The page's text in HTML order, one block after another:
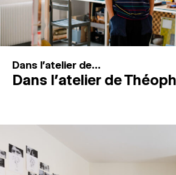
Connexion
Dans l'atelier de...
Dans l’atelier de